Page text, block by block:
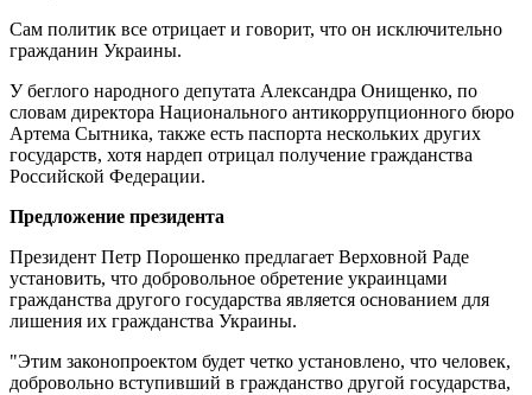
Сам политик все отрицает и говорит, что он исключительно
гражданин Украины.
У беглого народного депутата Александра Онищенко, по
словам директора Национального антикоррупционного бюро
Артема Сытника, также есть паспорта нескольких других
государств, хотя нардеп отрицал получение гражданства
Российской Федерации.
Предложение президента
Президент Петр Порошенко предлагает Верховной Раде
установить, что добровольное обретение украинцами
гражданства другого государства является основанием для
лишения их гражданства Украины.
"Этим законопроектом будет четко установлено, что человек,
добровольно вступивший в гражданство другой государства,